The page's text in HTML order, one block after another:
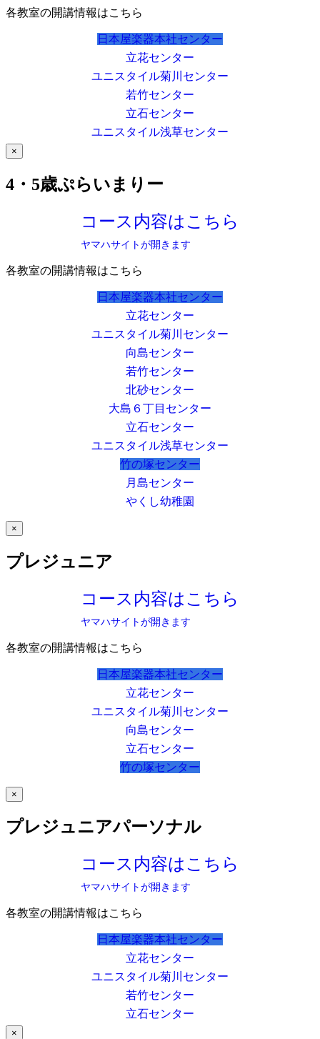
各教室の開講情報はこちら
日本屋楽器本社センター
立花センター
ユニスタイル菊川センター
若竹センター
立石センター
ユニスタイル浅草センター
×
4・5歳ぷらいまりー
コース内容はこちら
ヤマハサイトが開きます
各教室の開講情報はこちら
日本屋楽器本社センター
立花センター
ユニスタイル菊川センター
向島センター
若竹センター
北砂センター
大島６丁目センター
立石センター
ユニスタイル浅草センター
竹の塚センター
月島センター
やくし幼稚園
×
プレジュニア
コース内容はこちら
ヤマハサイトが開きます
各教室の開講情報はこちら
日本屋楽器本社センター
立花センター
ユニスタイル菊川センター
向島センター
立石センター
竹の塚センター
×
プレジュニアパーソナル
コース内容はこちら
ヤマハサイトが開きます
各教室の開講情報はこちら
日本屋楽器本社センター
立花センター
ユニスタイル菊川センター
若竹センター
立石センター
×